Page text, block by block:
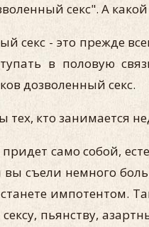
секс". А какой
секс - это прежде
в половую
дозволенный секс.
тех, кто занимается
само собой,
съели немного
импотентом.
пьянству,